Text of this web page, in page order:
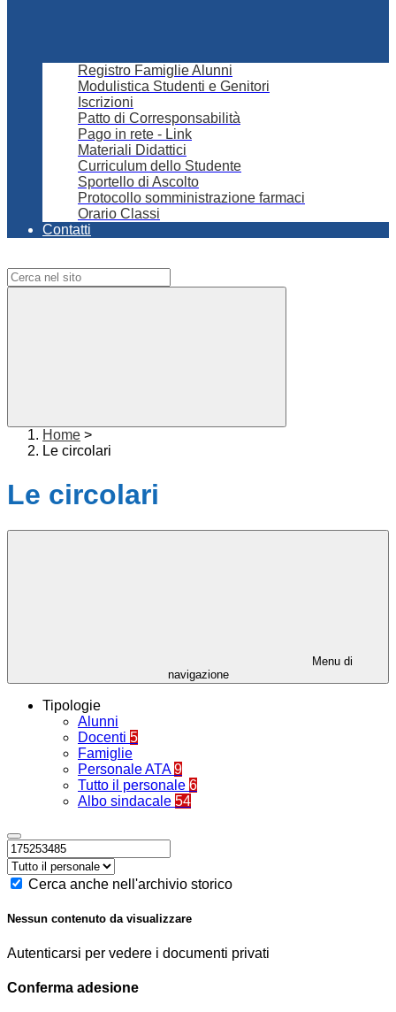
Registro Famiglie Alunni
Modulistica Studenti e Genitori
Iscrizioni
Patto di Corresponsabilità
Pago in rete - Link
Materiali Didattici
Curriculum dello Studente
Sportello di Ascolto
Protocollo somministrazione farmaci
Orario Classi
Contatti
Home >
Le circolari
Le circolari
Menu di
navigazione
Tipologie
Alunni
Docenti 5
Famiglie
Personale ATA9
Tutto il personale 6
Albo sindacale 54
Cerca anche nell'archivio storico
Nessun contenuto da visualizzare
Autenticarsi per vedere i documenti privati
Conferma adesione